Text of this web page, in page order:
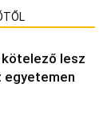
lesz
egyetemen